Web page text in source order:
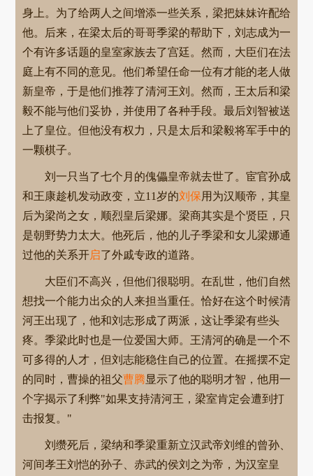
身上。为了给两人之间增添一些关系，梁把妹妹许配给
他。后来，在梁太后的哥哥季梁的帮助下，刘志成为一
个有许多话题的皇室家族去了宫廷。然而，大臣们在法
庭上有不同的意见。他们希望任命一位有才能的老人做
新皇帝，于是他们推荐了清河王刘。然而，王太后和梁
毅不能与他们妥协，并使用了各种手段。最后刘智被送
上了皇位。但他没有权力，只是太后和梁毅将军手中的
一颗棋子。
刘一只当了七个月的傀儡皇帝就去世了。宦官孙成
和王康趁机发动政变，立11岁的刘保用为汉顺帝，其皇
后为梁尚之女，顺烈皇后梁娜。梁商其实是个贤臣，只
是朝野势力太大。他死后，他的儿子季梁和女儿梁娜通
过他的关系开启了外戚专政的道路。
大臣们不高兴，但他们很聪明。在乱世，他们自然
想找一个能力出众的人来担当重任。恰好在这个时候清
河王出现了，他和刘志形成了两派，这让季梁有些头
疼。季梁此时也是一位爱国大师。王清河的确是一个不
可多得的人才，但刘志能稳住自己的位置。在摇摆不定
的同时，曹操的祖父曹腾显示了他的聪明才智，他用一
个字揭示了利弊"如果支持清河王，梁室肯定会遭到打
击报复。"
刘缵死后，梁纳和季梁重新立汉武帝刘维的曾孙、
河间孝王刘恺的孙子、赤武的侯刘之为帝，为汉室皇